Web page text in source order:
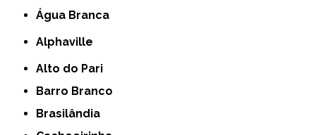
Água Branca
Alphaville
Alto do Pari
Barro Branco
Brasilândia